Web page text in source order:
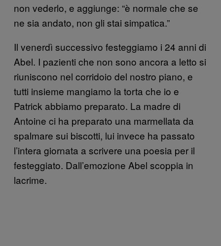
non vederlo, e aggiunge: “è normale che se
ne sia andato, non gli stai simpatica.”
Il venerdì successivo festeggiamo i 24 anni di
Abel. I pazienti che non sono ancora a letto si
riuniscono nel corridoio del nostro piano, e
tutti insieme mangiamo la torta che io e
Patrick abbiamo preparato. La madre di
Antoine ci ha preparato una marmellata da
spalmare sui biscotti, lui invece ha passato
l’intera giornata a scrivere una poesia per il
festeggiato. Dall’emozione Abel scoppia in
lacrime.